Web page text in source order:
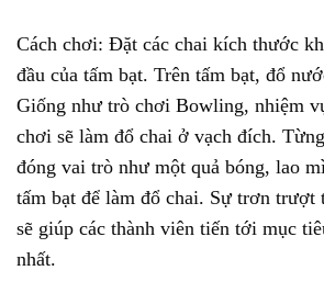
Cách chơi: Đặt các chai kích thước
đầu của tấm bạt. Trên tấm bạt, đổ
Giống như trò chơi Bowling, nhiệm
chơi sẽ làm đổ chai ở vạch đích.
đóng vai trò như một quả bóng, lao
tấm bạt để làm đổ chai. Sự trơn trượt
sẽ giúp các thành viên tiến tới mục
nhất.